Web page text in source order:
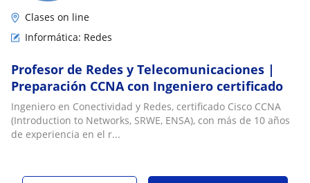
Clases on line
Informática: Redes
Profesor de Redes y Telecomunicaciones |
Preparación CCNA con Ingeniero certificado
Ingeniero en Conectividad y Redes, certificado Cisco CCNA
(Introduction to Networks, SRWE, ENSA), con más de 10 años
de experiencia en el r...